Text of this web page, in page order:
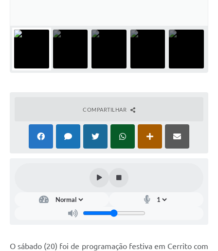
COMPARTILHAR
O sábado (20) foi de programação festiva em Cerrito com